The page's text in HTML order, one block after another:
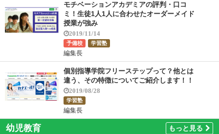
モチベーションアカデミアの評判・口コ
ミ！生徒1人1人に合わせたオーダーメイド
授業が強み
2019/11/14
予備校 学習塾
編集長
個別指導学院フリーステップって？他とは
違う、その特徴についてご紹介します！！
2019/08/28
学習塾
編集長
幼児教育 もっと見る